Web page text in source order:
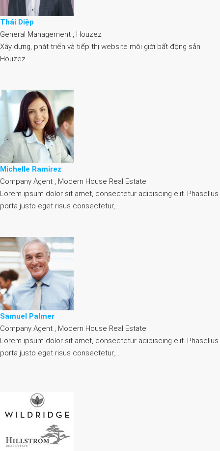
Thái Diệp
General Management , Houzez
Xây dựng, phát triển và tiếp thị website môi giới bất động sản
Houzez…
Michelle Ramirez
Company Agent , Modern House Real Estate
Lorem ipsum dolor sit amet, consectetur adipiscing elit. Phasellus
porta justo eget risus consectetur,…
Samuel Palmer
Company Agent , Modern House Real Estate
Lorem ipsum dolor sit amet, consectetur adipiscing elit. Phasellus
porta justo eget risus consectetur,…